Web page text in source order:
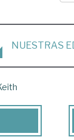
NUESTRAS